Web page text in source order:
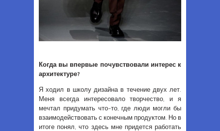
Когда вы впервые почувствовали интерес к
архитектуре?
Я ходил в школу дизайна в течение двух лет.
Меня всегда интересовало творчество, и я
мечтал придумать что-то, где люди могли бы
взаимодействовать с конечным продуктом. Но в
итоге понял, что здесь мне придется работать